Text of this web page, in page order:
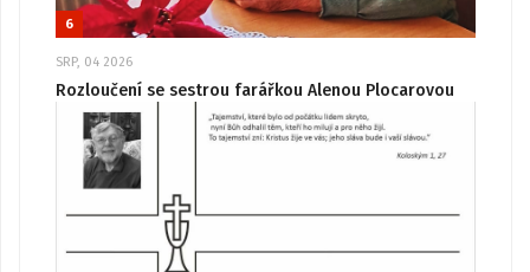
6
SRP, 04 2026
Rozloučení se sestrou farářkou Alenou Plocarovou